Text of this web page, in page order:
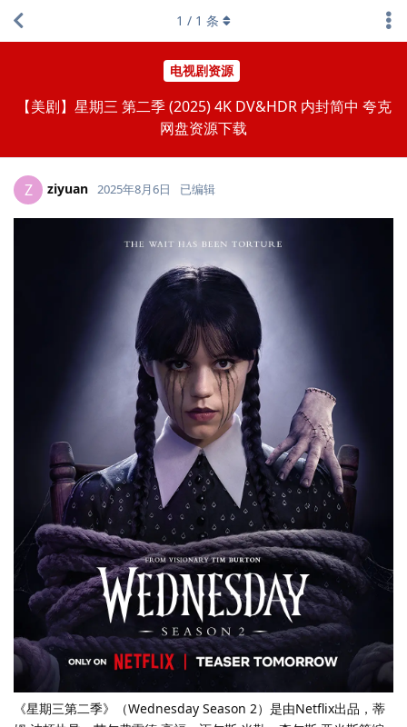
电视剧资源
【美剧】星期三 第二季 (2025) 4K DV&HDR 内封简中 夸克
网盘资源下载
1 / 1 条
Z ziyuan 2025年8月6日 已编辑
《星期三第二季》（Wednesday Season 2）是由Netflix出品，蒂